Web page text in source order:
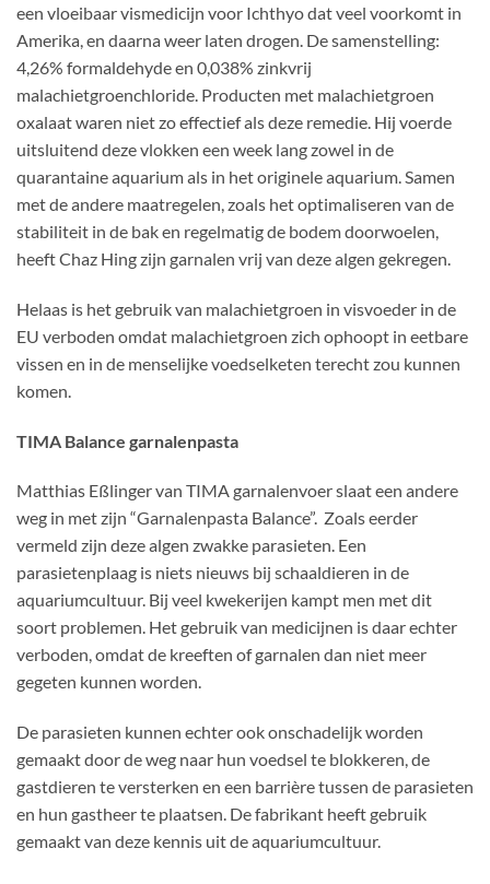
een vloeibaar vismedicijn voor Ichthyo dat veel voorkomt in
Amerika, en daarna weer laten drogen. De samenstelling:
4,26% formaldehyde en 0,038% zinkvrij
malachietgroenchloride. Producten met malachietgroen
oxalaat waren niet zo effectief als deze remedie. Hij voerde
uitsluitend deze vlokken een week lang zowel in de
quarantaine aquarium als in het originele aquarium. Samen
met de andere maatregelen, zoals het optimaliseren van de
stabiliteit in de bak en regelmatig de bodem doorwoelen,
heeft Chaz Hing zijn garnalen vrij van deze algen gekregen.
Helaas is het gebruik van malachietgroen in visvoeder in de
EU verboden omdat malachietgroen zich ophoopt in eetbare
vissen en in de menselijke voedselketen terecht zou kunnen
komen.
TIMA Balance garnalenpasta
Matthias Eßlinger van TIMA garnalenvoer slaat een andere
weg in met zijn “Garnalenpasta Balance”. Zoals eerder
vermeld zijn deze algen zwakke parasieten. Een
parasietenplaag is niets nieuws bij schaaldieren in de
aquariumcultuur. Bij veel kwekerijen kampt men met dit
soort problemen. Het gebruik van medicijnen is daar echter
verboden, omdat de kreeften of garnalen dan niet meer
gegeten kunnen worden.
De parasieten kunnen echter ook onschadelijk worden
gemaakt door de weg naar hun voedsel te blokkeren, de
gastdieren te versterken en een barrière tussen de parasieten
en hun gastheer te plaatsen. De fabrikant heeft gebruik
gemaakt van deze kennis uit de aquariumcultuur.